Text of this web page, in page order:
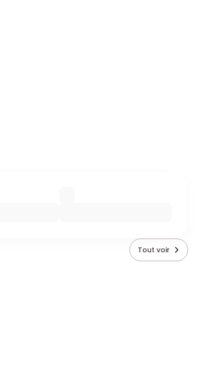
Tout voir